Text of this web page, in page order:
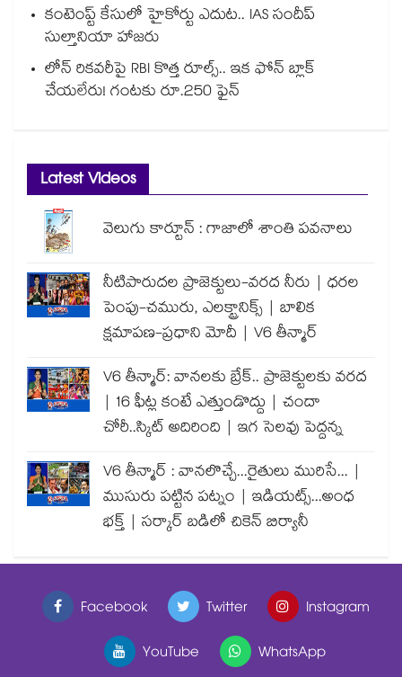
కంటెంప్ట్ కేసులో హైకోర్టు ఎదుట.. IAS సందీప్
సుల్తానియా హాజరు
లోన్ రికవరీపై RBI కొత్త రూల్స్.. ఇక ఫోన్ బ్లాక్
చేయలేరు! గంటకు రూ.250 ఫైన్
Latest Videos
వెలుగు కార్టూన్ : గాజాలో శాంతి పవనాలు
నీటిపారుదల ప్రాజెక్టులు-వరద నీరు | ధరల
పెంపు-చమురు, ఎలక్ట్రానిక్స్ | బాలిక
క్షమాపణ-ప్రధాని మోదీ | V6 తీన్మార్
V6 తీన్మార్: వానలకు బ్రేక్.. ప్రాజెక్టులకు వరద
| 16 ఫీట్ల కంటే ఎత్తుండొద్దు | చందా
చోరీ..స్కిట్ అదిరింది | ఇగ సెలవు పెద్దన్న
V6 తీన్మార్ : వానలొచ్చే...రైతులు మురిసే... |
ముసురు పట్టిన పట్నం | ఇడియట్స్...అంధ
భక్త్ | సర్కార్ బడిలో చికెన్ బిర్యానీ
Facebook Twitter
Instagram
YouTube
WhatsApp